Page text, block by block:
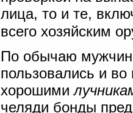
лица, то и те,
всего хозяйским
По обычаю
пользовались и
хорошими
челяди бонды